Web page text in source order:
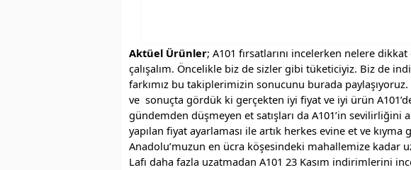
Aktüel Ürünler; A101 fırsatlarını incelerken nelere
çalışalım. Öncelikle biz de sizler gibi tüketiciyiz. Biz de
farkımız bu takiplerimizin sonucunu burada
ve sonuçta gördük ki gerçekten iyi fiyat ve iyi ürün
gündemden düşmeyen et satışları da A101’in sevilirliğini
yapılan fiyat ayarlaması ile artık herkes evine et ve
Anadolu’muzun en ücra köşesindeki mahallemize kadar
Lafı daha fazla uzatmadan A101 23 Kasım indirimlerini